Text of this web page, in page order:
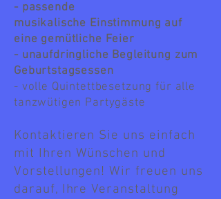
- passende
musikalische Einstimmung auf
eine gemütliche Feier
- unaufdringliche Begleitung zum
Geburtstagsessen
- volle Quintettbesetzung für alle
tanzwütigen Partygäste
Kontaktieren Sie uns einfach
mit Ihren Wünschen und
Vorstellungen! Wir freuen uns
darauf, Ihre Veranstaltung